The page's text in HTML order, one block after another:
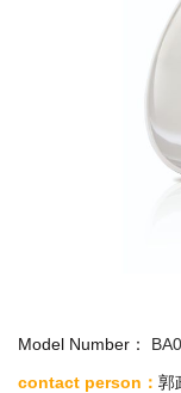
Model Number：
contact person ： 郭